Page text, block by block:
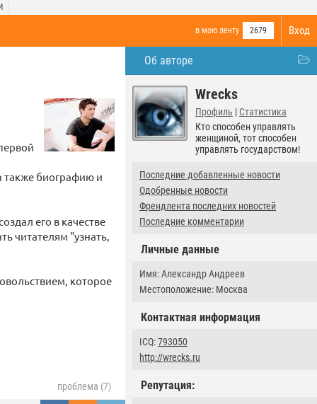
Вход
в мою ленту 2679
Об авторе
Wrecks
Профиль | Статистика
Кто способен управлять
женщиной, тот способен
управлять государством!
Последние добавленные новости
Одобренные новости
Френдлента последних новостей
Последние комментарии
Личные данные
Имя: Александр Андреев
Местоположение: Москва
Контактная информация
ICQ:793050
http://wrecks.ru
Репутация:
также биографию и
его в качестве
читателям "узнать,
которое
проблема (7)